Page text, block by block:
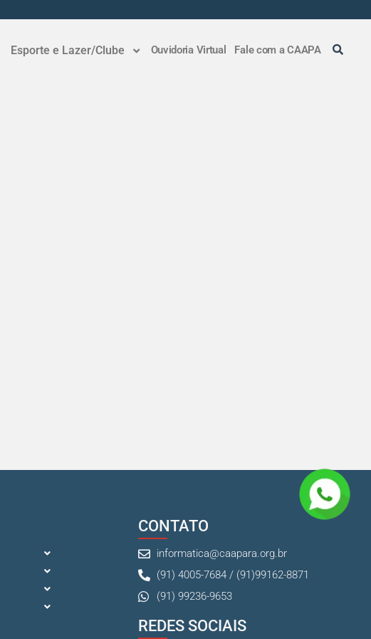
Esporte e Lazer/Clube Ouvidoria Virtual Fale com a CAAPA
CONTATO
informatica@caapara.org.br
(91) 4005-7684 / (91)99162-8871
(91) 99236-9653
REDES SOCIAIS